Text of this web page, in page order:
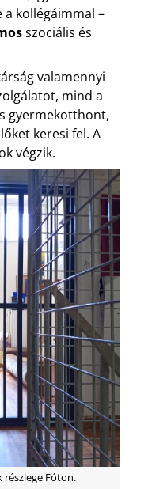
a kollégáimmal –
szociális és
valamennyi
mind a
gyermekotthont,
keresi fel. A
végzik.
részlege Fóton.